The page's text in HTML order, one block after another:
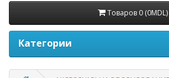
Товаров 0 (0MDL)
Категории